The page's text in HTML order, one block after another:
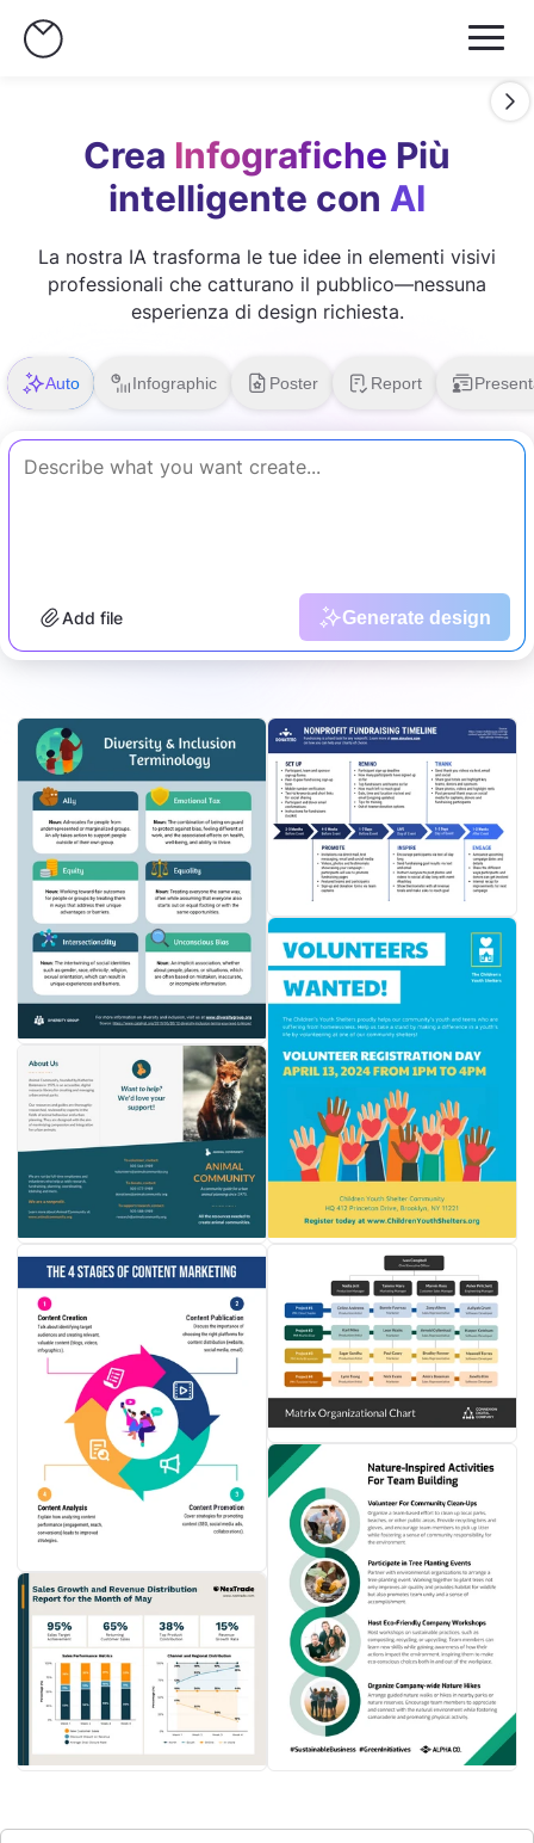
Crea Infografiche Più
intelligente con AI
La nostra IA trasforma le tue idee in elementi visivi
professionali che catturano il pubblico—nessuna
esperienza di design richiesta.
Auto Infographic Poster Report
Add file Generate design